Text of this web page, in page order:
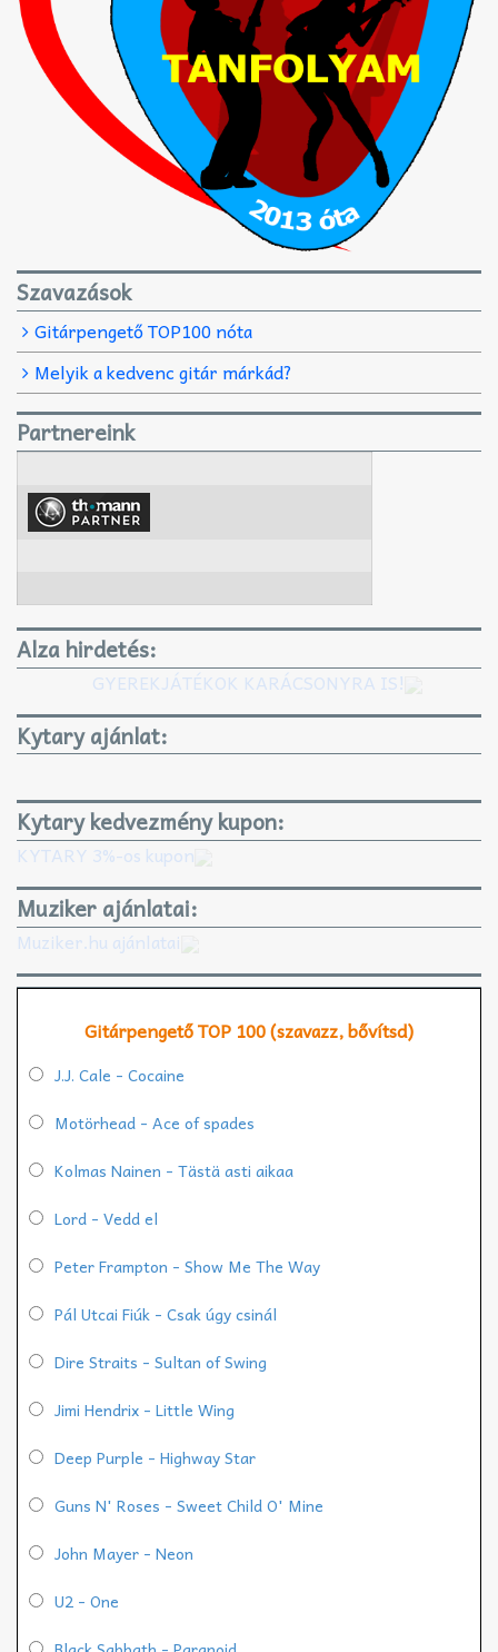
Szavazások
Gitárpengető TOP100 nóta
Melyik a kedvenc gitár márkád?
Partnereink
Alza hirdetés:
GYEREKJÁTÉKOK KARÁCSONYRA IS!
Kytary ajánlat:
Kytary kedvezmény kupon:
KYTARY 3%-os kupon
Muziker ajánlatai:
Muziker.hu ajánlatai
Gitárpengető TOP 100 (szavazz, bővítsd)
J.J. Cale - Cocaine
Motörhead - Ace of spades
Kolmas Nainen - Tästä asti aikaa
Lord - Vedd el
Peter Frampton - Show Me The Way
Pál Utcai Fiúk - Csak úgy csinál
Dire Straits - Sultan of Swing
Jimi Hendrix - Little Wing
Deep Purple - Highway Star
Guns N' Roses - Sweet Child O' Mine
John Mayer - Neon
U2 - One